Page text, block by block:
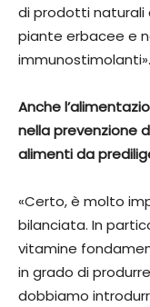
di prodotti naturali
piante erbacee e
immunostimolanti».
Anche
nella prevenzione
alimenti da
«Certo, è molto
bilanciata. In
vitamine
in grado di
dobbiamo